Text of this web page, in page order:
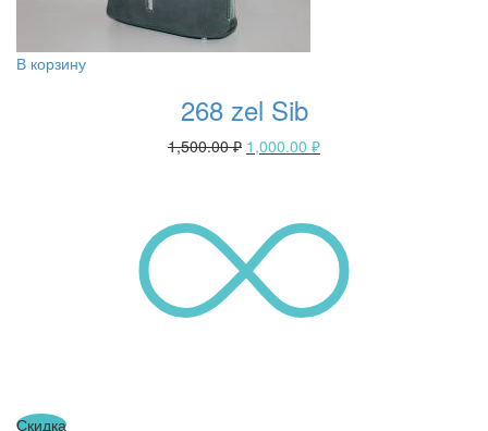
В корзину
268 zel Sib
1,500.00₽ 1,000.00 ₽
Скидка